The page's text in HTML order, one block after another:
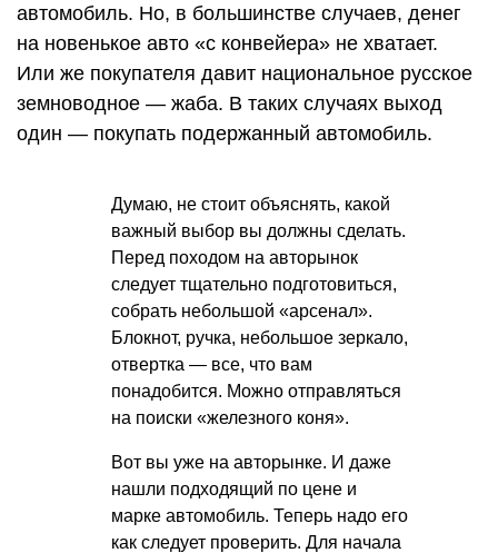
автомобиль. Но, в большинстве случаев, денег
на новенькое авто «с конвейера» не хватает.
Или же покупателя давит национальное русское
земноводное — жаба. В таких случаях выход
один — покупать подержанный автомобиль.
Думаю, не стоит объяснять, какой
важный выбор вы должны сделать.
Перед походом на авторынок
следует тщательно подготовиться,
собрать небольшой «арсенал».
Блокнот, ручка, небольшое зеркало,
отвертка — все, что вам
понадобится. Можно отправляться
на поиски «железного коня».
Вот вы уже на авторынке. И даже
нашли подходящий по цене и
марке автомобиль. Теперь надо его
как следует проверить. Для начала